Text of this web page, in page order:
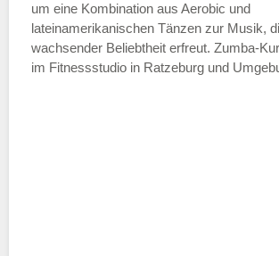
um eine Kombination aus Aerobic und
lateinamerikanischen Tänzen zur Musik,
wachsender Beliebtheit erfreut. Zumba-
im Fitnessstudio in Ratzeburg und